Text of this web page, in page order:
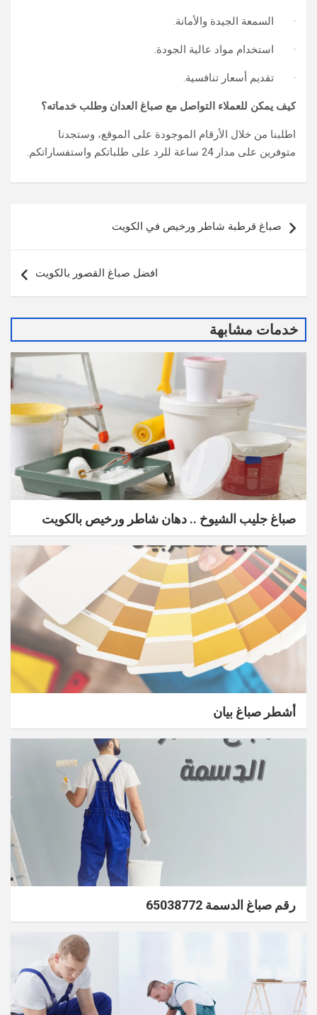
· السمعة الجيدة والأمانة.
· استخدام مواد عالية الجودة.
· تقديم أسعار تنافسية.
كيف يمكن للعملاء التواصل مع صباغ العدان وطلب خدماته؟
اطلبنا من خلال الأرقام الموجودة على الموقع، وستجدنا
متوفرين على مدار 24 ساعة للرد على طلباتكم واستفساراتكم.
المقالات
صباغ قرطبة شاطر ورخيص في الكويت
افضل صباغ القصور بالكويت
خدمات مشابهة
صباغ جليب الشيوخ .. دهان شاطر ورخيص بالكويت
أشطر صباغ بيان
رقم صباغ الدسمة 65038772